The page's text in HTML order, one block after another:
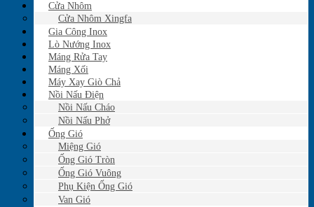
Cửa Nhôm
Cửa Nhôm Xingfa
Gia Công Inox
Lò Nướng Inox
Máng Rửa Tay
Máng Xối
Máy Xay Giò Chả
Nồi Nấu Điện
Nồi Nấu Cháo
Nồi Nấu Phở
Ống Gió
Miệng Gió
Ống Gió Tròn
Ống Gió Vuông
Phụ Kiện Ống Gió
Van Gió